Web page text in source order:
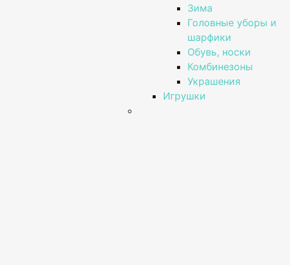
Зима
Головные уборы и
шарфики
Обувь, носки
Комбинезоны
Украшения
Игрушки